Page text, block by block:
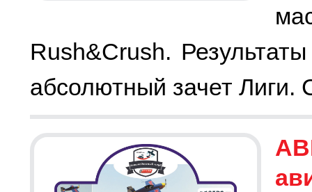
Rush&Crush.
абсолютный зачет Лиги.